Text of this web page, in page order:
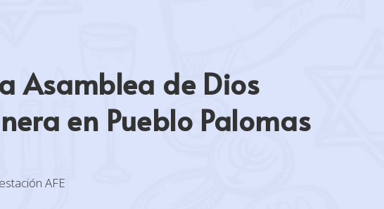
Asamblea de Dios
en Pueblo Palomas
AFE